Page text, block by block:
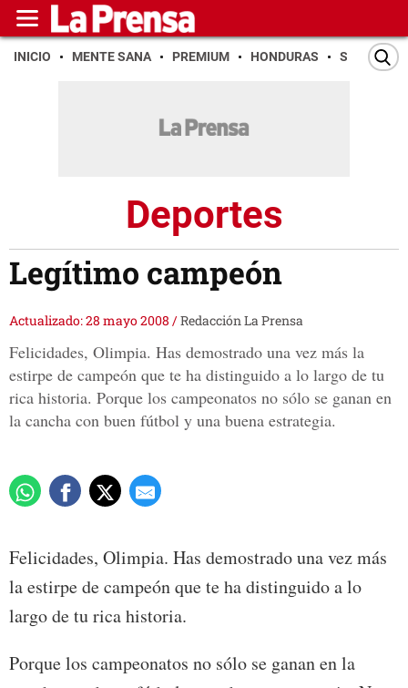
INICIO MENTE SANA PREMIUM HONDURAS SAN PEDRO
Deportes
Legítimo campeón
Actualizado: 28 mayo 2008 /Redacción La Prensa
Felicidades, Olimpia. Has demostrado una vez más la
estirpe de campeón que te ha distinguido a lo largo de tu
rica historia. Porque los campeonatos no sólo se ganan en
la cancha con buen fútbol y una buena estrategia.
Felicidades, Olimpia. Has demostrado una vez más
la estirpe de campeón que te ha distinguido a lo
largo de tu rica historia.
Porque los campeonatos no sólo se ganan en la